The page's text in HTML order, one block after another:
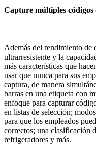
Capture múltiples códigos
Además del rendimiento de
ultrarresistente y la
más características que
usar que nunca para sus
captura, de manera
barras en una etiqueta con
enfoque para capturar
en listas de selección;
para que los empleados
correctos; una clasificación
refrigeradores y más.